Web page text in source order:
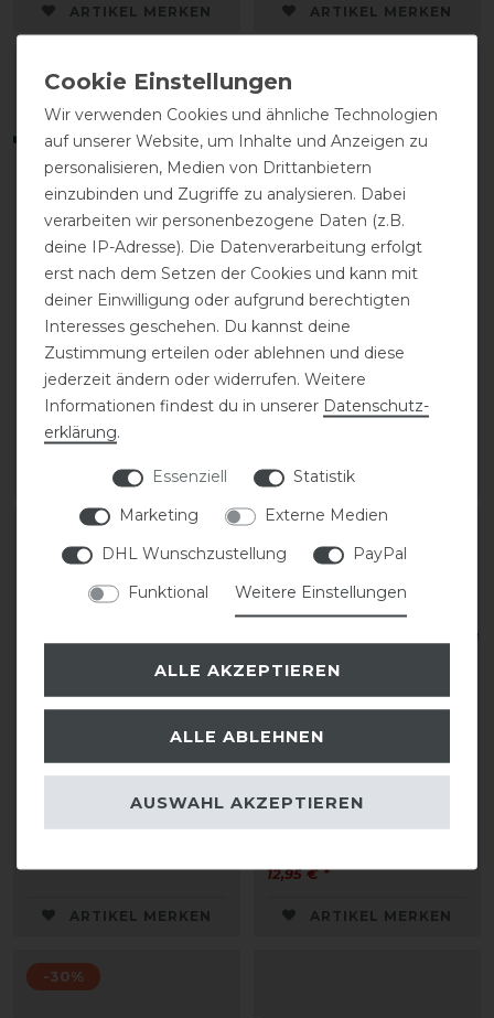
ARTIKEL MERKEN ARTIKEL MERKEN
Eskadron Basic Regular
PH Anbindestrick mit
Panihaken
12,95 € *
ARTIKEL MERKEN
Eskadron Heritage 25/26
Faux Fur Complete
Halfter
statt 44,95 €
ARTIKEL MERKEN
Neu
Eskadron Platinum 26
ARTIKEL MERKEN
Eskadron Basic Regular
Panihaken
12,95 € *
ARTIKEL MERKEN
-30%
Wir verwenden Cookies und ähnliche Technologien
auf unserer Website, um Inhalte und Anzeigen zu
personalisieren, Medien von Drittanbietern
einzubinden und Zugriffe zu analysieren. Dabei
verarbeiten wir personenbezogene Daten (z.B.
deine IP-Adresse). Die Datenverarbeitung erfolgt
erst nach dem Setzen der Cookies und kann mit
deiner Einwilligung oder aufgrund berechtigten
Interesses geschehen. Du kannst deine
Zustimmung erteilen oder ablehnen und diese
jederzeit ändern oder widerrufen. Weitere
Informationen findest du in unserer Daten­schutz­
erklärung.
Essenziell
Statistik
Marketing
Externe Medien
DHL Wunschzustellung
PayPal
Funktional
Weitere Einstellungen
ALLE AKZEPTIEREN
ALLE ABLEHNEN
AUSWAHL AKZEPTIEREN